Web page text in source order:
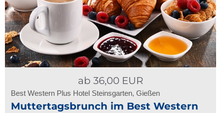
ab 36,00 EUR
Best Western Plus Hotel Steinsgarten, Gießen
Muttertagsbrunch im Best Western